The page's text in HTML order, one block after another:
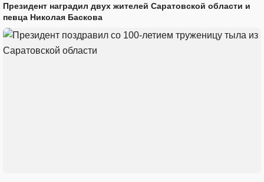
Президент наградил двух жителей Саратовской области и
певца Николая Баскова